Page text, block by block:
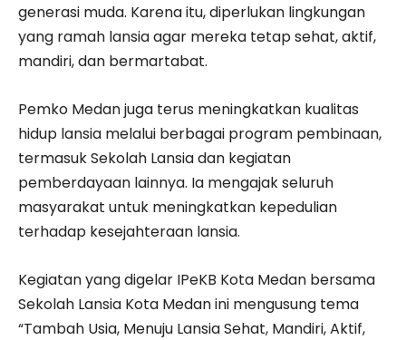
generasi muda. Karena itu, diperlukan lingkungan
yang ramah lansia agar mereka tetap sehat, aktif,
mandiri, dan bermartabat.
Pemko Medan juga terus meningkatkan kualitas
hidup lansia melalui berbagai program pembinaan,
termasuk Sekolah Lansia dan kegiatan
pemberdayaan lainnya. Ia mengajak seluruh
masyarakat untuk meningkatkan kepedulian
terhadap kesejahteraan lansia.
Kegiatan yang digelar IPeKB Kota Medan bersama
Sekolah Lansia Kota Medan ini mengusung tema
“Tambah Usia, Menuju Lansia Sehat, Mandiri, Aktif,